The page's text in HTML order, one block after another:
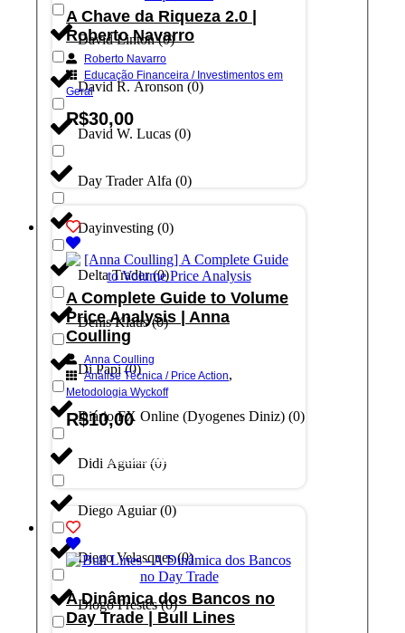
David Linton(0)
David R. Aronson (0)
David W. Lucas (0)
Day Trader Alfa (0)
Dayinvesting (0)
Delta Trader(0)
Denis Klaus(0)
Di Papi(0)
Diário FX Online (Dyogenes Diniz) (0)
Didi Aguiar(0)
Diego Aguiar(0)
Diego Velasques(0)
Diogo Prestes(0)
A Chave da Riqueza 2.0 |
Roberto Navarro
Roberto Navarro
Educação Financeira / Investimentos em
Geral
R$30,00
A Complete Guide to Volume
Price Analysis | Anna
Coulling
Anna Coulling
Análise Técnica / Price Action,
Metodologia Wyckoff
R$10,00
Adicionar ao carrinho
A Dinâmica dos Bancos no
Day Trade | Bull Lines